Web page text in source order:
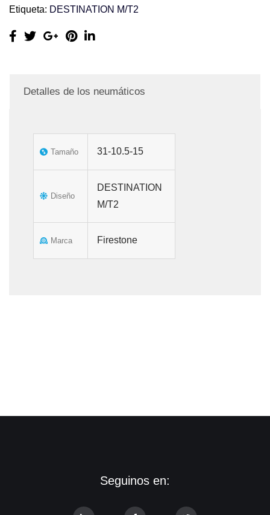
Etiqueta: DESTINATION M/T2
Detalles de los neumáticos
Tamaño 31-10.5-15
Diseño
DESTINATION
M/T2
Marca Firestone
Seguinos en: